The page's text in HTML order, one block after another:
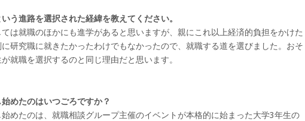
う進路を選択された経緯を教えてください。
は就職のほかにも進学があると思いますが、親にこれ以上経済的負担をかけた
に研究職に就きたかったわけでもなかったので、就職する道を選びました。おそ
就職を選択するのと同じ理由だと思います。
めたのはいつごろですか？
めたのは、就職相談グループ主催のイベントが本格的に始まった大学3年生の